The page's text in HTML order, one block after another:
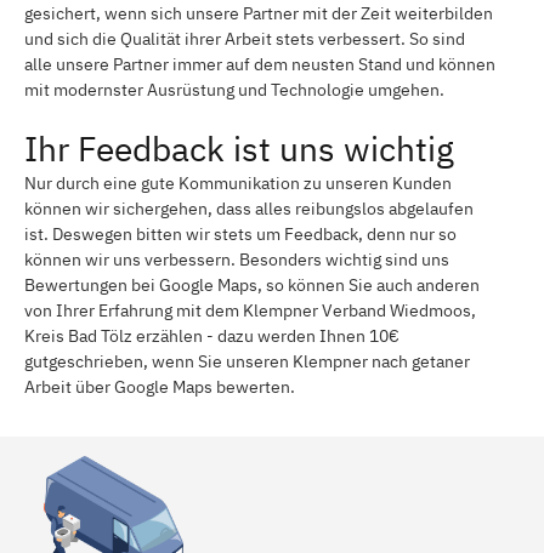
gesichert, wenn sich unsere Partner mit der Zeit weiterbilden
und sich die Qualität ihrer Arbeit stets verbessert. So sind
alle unsere Partner immer auf dem neusten Stand und können
mit modernster Ausrüstung und Technologie umgehen.
Ihr Feedback ist uns wichtig
Nur durch eine gute Kommunikation zu unseren Kunden
können wir sichergehen, dass alles reibungslos abgelaufen
ist. Deswegen bitten wir stets um Feedback, denn nur so
können wir uns verbessern. Besonders wichtig sind uns
Bewertungen bei Google Maps, so können Sie auch anderen
von Ihrer Erfahrung mit dem Klempner Verband Wiedmoos,
Kreis Bad Tölz erzählen - dazu werden Ihnen 10€
gutgeschrieben, wenn Sie unseren Klempner nach getaner
Arbeit über Google Maps bewerten.